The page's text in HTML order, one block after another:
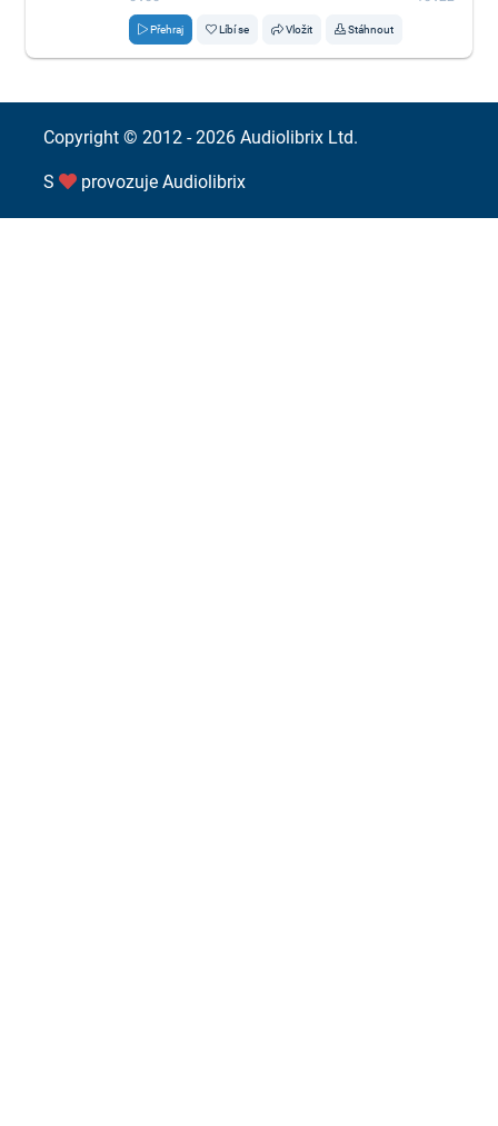
Přehraj Líbí se Vložit Stáhnout
Copyright © 2012 - 2026 Audiolibrix Ltd.
S provozuje Audiolibrix